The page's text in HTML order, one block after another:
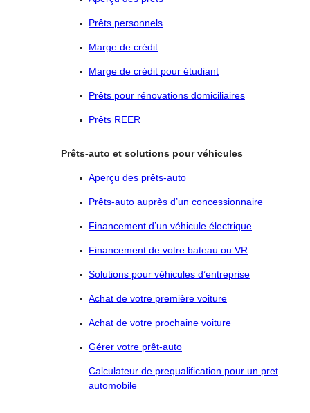
Prêts personnels
Marge de crédit
Marge de crédit pour étudiant
Prêts pour rénovations domiciliaires
Prêts REER
Prêts-auto et solutions pour véhicules
Aperçu des prêts-auto
Prêts-auto auprès d’un concessionnaire
Financement d’un véhicule électrique
Financement de votre bateau ou VR
Solutions pour véhicules d’entreprise
Achat de votre première voiture
Achat de votre prochaine voiture
Gérer votre prêt-auto
Calculateur de prequalification pour un pret
automobile